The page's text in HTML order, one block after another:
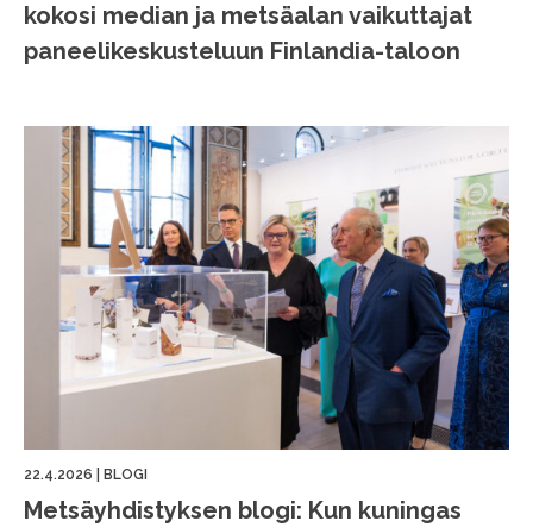
kokosi median ja metsäalan vaikuttajat
paneelikeskusteluun Finlandia-taloon
22.4.2026 BLOGI
Metsäyhdistyksen blogi: Kun kuningas